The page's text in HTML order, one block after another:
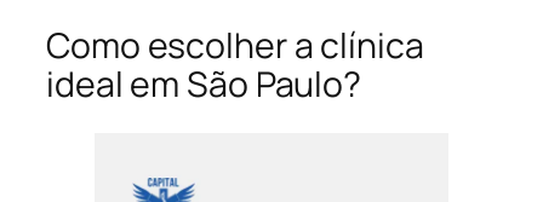
Como escolher a clínica
ideal em São Paulo?